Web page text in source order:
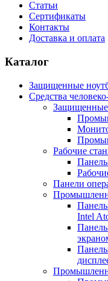
Статьи
Сертификаты
Контакты
Доставка и оплата
Каталог
Защищенные
Средства
Рабочие
Панели
Intel